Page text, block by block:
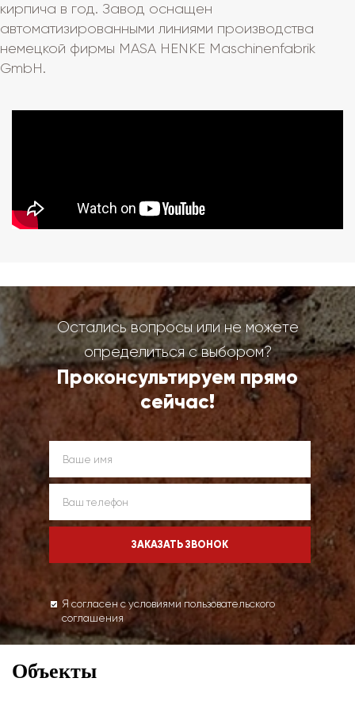
кирпича в год. Завод оснащен
автоматизированными линиями производства
немецкой фирмы MASA HENKE Maschinenfabrik
GmbH.
Остались вопросы или не можете
определиться с выбором?
Проконсультируем прямо
сейчас!
Я согласен с условиями пользовательского
соглашения
Объекты